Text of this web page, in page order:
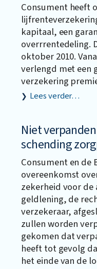
Consument heeft
kapitaal, een
overrrentedeling.
oktober 2010.
verlengd met een
verzekering
Lees verder…
Niet
schending
Consument en de
overeenkomst
zekerheid voor de
geldlening, de
verzekeraar,
zullen worden
gekomen dat
heeft tot gevolg
het einde van de